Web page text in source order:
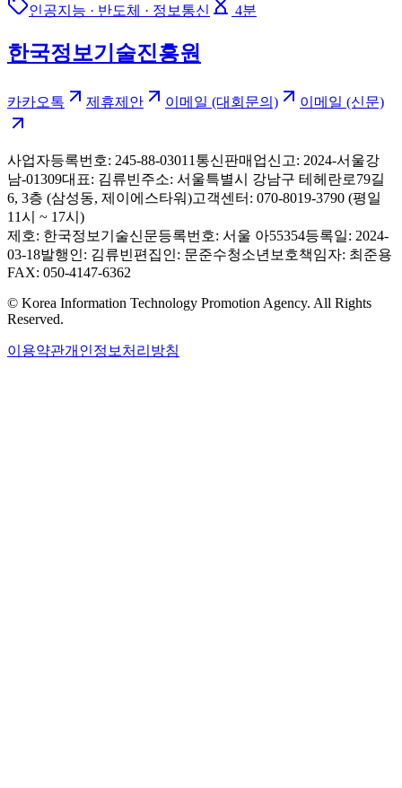
인공지능 · 반도체 · 정보통신 4분
한국정보기술진흥원
카카오톡 제휴제안 이메일 (대회문의) 이메일 (신문)
사업자등록번호: 245-88-03011 통신판매업신고: 2024-서울강
남-01309대표: 김류빈주소: 서울특별시 강남구 테헤란로79길
6, 3층 (삼성동, 제이에스타워)고객센터: 070-8019-3790 (평일
11시 ~ 17시)
제호: 한국정보기술신문등록번호: 서울 아55354등록일: 2024-
03-18발행인: 김류빈편집인: 문준수청소년보호책임자: 최준용
FAX: 050-4147-6362
© Korea Information Technology Promotion Agency. All Rights
Reserved.
이용약관개인정보처리방침